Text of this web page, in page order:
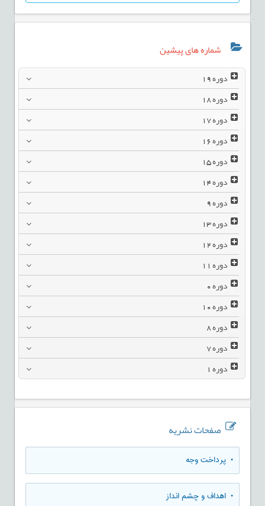
شماره های پیشین
دوره19
دوره18
دوره17
دوره16
دوره15
دوره14
دوره9
دوره13
دوره12
دوره11
دوره0
دوره10
دوره8
دوره7
دوره1
صفحات نشریه
• پرداخت وجه
• اهداف و چشم انداز